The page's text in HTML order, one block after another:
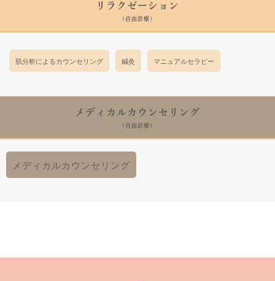
リラクゼーション
(自由診療)
肌分析によるカウンセリング 鍼灸 マニュアルセラピー
メディカルカウンセリング
(自由診療)
メディカルカウンセリング